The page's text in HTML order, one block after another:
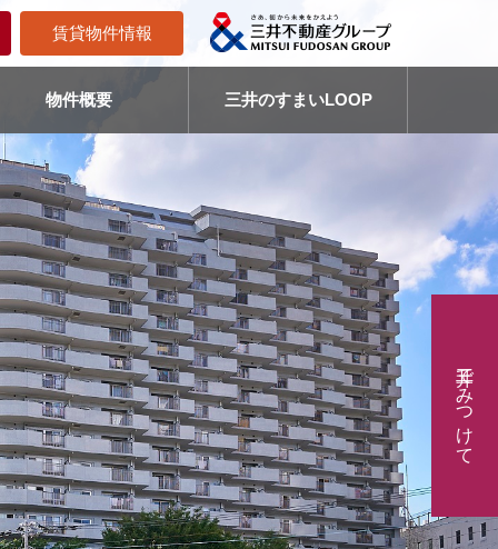
賃貸物件情報
物件概要 三井のすまいLOOP
三井でみつけて